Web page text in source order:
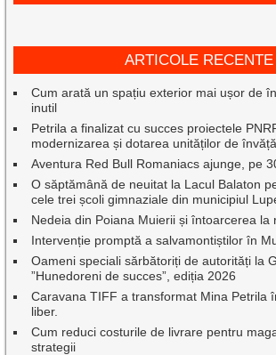
ARTICOLE RECENTE
Cum arată un spațiu exterior mai ușor de
inutil
Petrila a finalizat cu succes proiectele
modernizarea și dotarea unităților de
Aventura Red Bull Romaniacs ajunge, pe
O săptămână de neuitat la Lacul Balaton
cele trei școli gimnaziale din municipiul
Nedeia din Poiana Muierii și întoarcerea la
Intervenție promptă a salvamontiștilor în
Oameni speciali sărbătoriți de autorități la
”Hunedoreni de succes”, ediția 2026
Caravana TIFF a transformat Mina Petrila
liber.
Cum reduci costurile de livrare pentru
strategii